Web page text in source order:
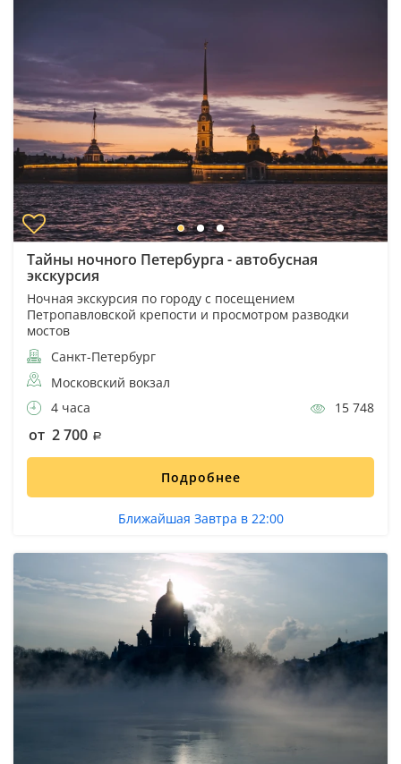
Тайны ночного Петербурга - автобусная
экскурсия
Ночная экскурсия по городу с посещением
Петропавловской крепости и просмотром разводки
мостов
Санкт-Петербург
Московский вокзал
4 часа
15 748
от 2 700
Подробнее
Ближайшая Завтра в 22:00